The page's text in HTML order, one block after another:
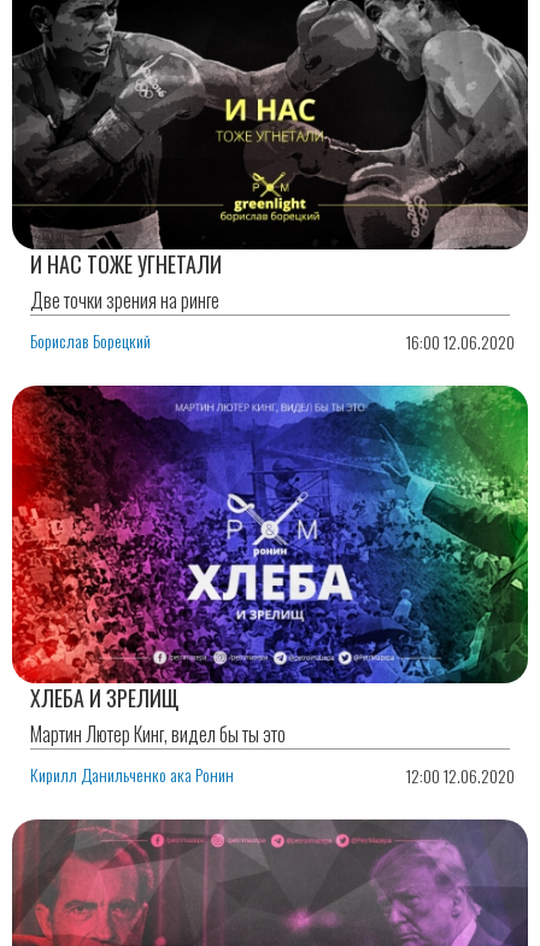
И НАС ТОЖЕ УГНЕТАЛИ
Две точки зрения на ринге
Борислав Борецкий 16:00 12.06.2020
ХЛЕБА И ЗРЕЛИЩ
Мартин Лютер Кинг, видел бы ты это
Кирилл Данильченко ака Ронин 12:00 12.06.2020